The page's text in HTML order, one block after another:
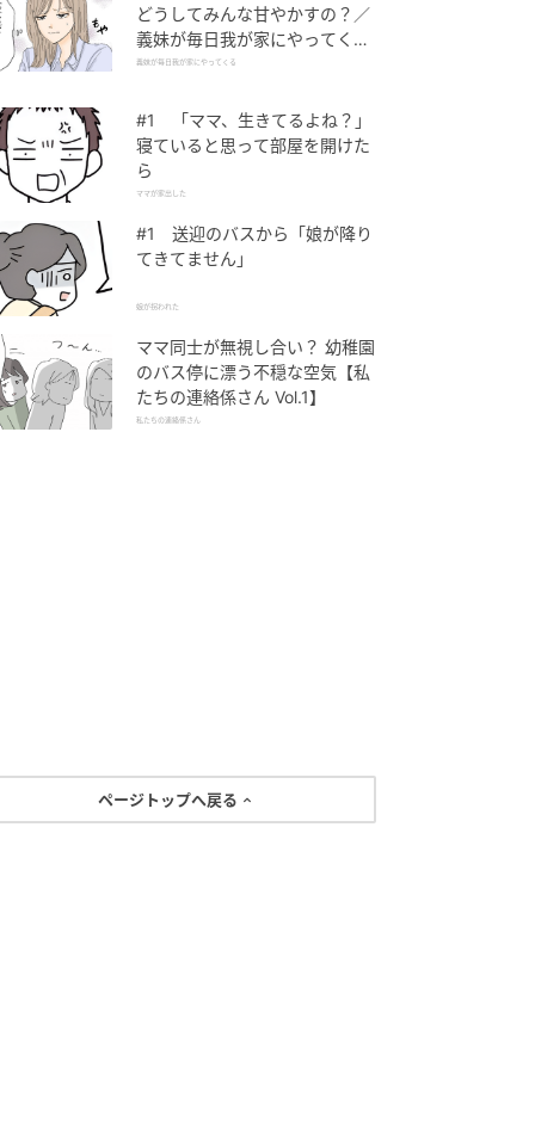
どうしてみんな甘やかすの？／
義妹が毎日我が家にやってくる
（1）【義父母がシンドイんで
義妹が毎日我が家にやってくる
#1 「ママ、生きてるよね？」
寝ていると思って部屋を開けた
ら
ママが家出した
#1 送迎のバスから「娘が降り
てきてません」
娘が拐われた
ママ同士が無視し合い？ 幼稚園
のバス停に漂う不穏な空気【私
たちの連絡係さん Vol.1】
私たちの連絡係さん
ページトップへ戻る